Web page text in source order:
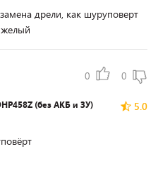
дрели, как шуруповерт
0 0
5.0
(без АКБ и ЗУ)